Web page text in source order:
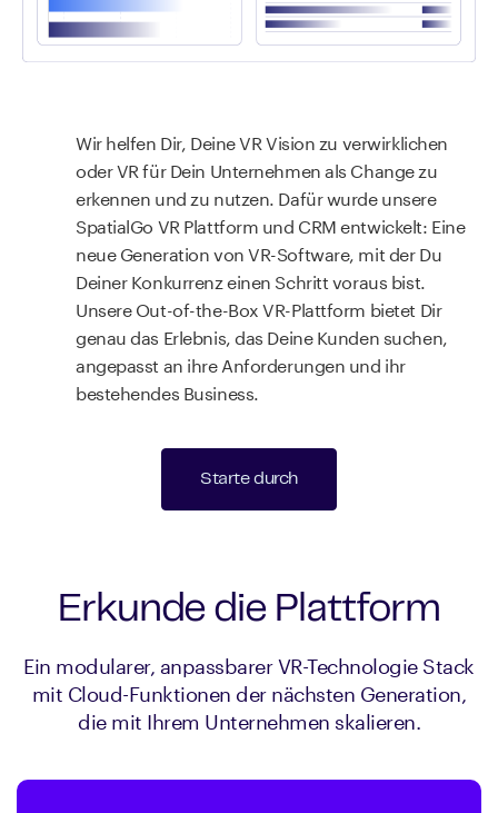
Wir helfen Dir, Deine VR Vision zu verwirklichen
oder VR für Dein Unternehmen als Change zu
erkennen und zu nutzen. Dafür wurde unsere
SpatialGo VR Plattform und CRM entwickelt: Eine
neue Generation von VR-Software, mit der Du
Deiner Konkurrenz einen Schritt voraus bist.
Unsere Out-of-the-Box VR-Plattform bietet Dir
genau das Erlebnis, das Deine Kunden suchen,
angepasst an ihre Anforderungen und ihr
bestehendes Business.
Starte durch
Erkunde die Plattform
Ein modularer, anpassbarer VR-Technologie Stack
mit Cloud-Funktionen der nächsten Generation,
die mit Ihrem Unternehmen skalieren.